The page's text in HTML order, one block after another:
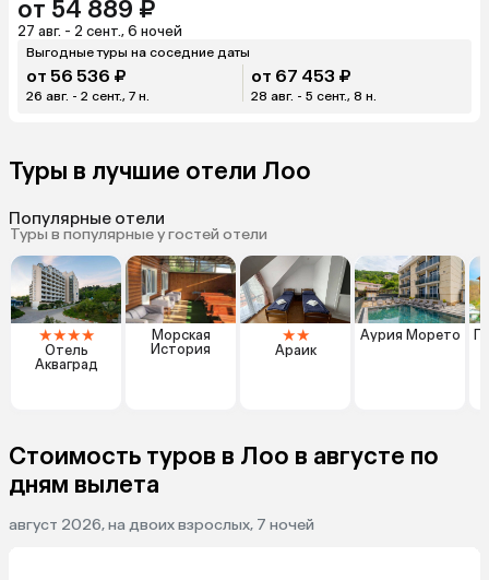
от 54 889 ₽
27 авг. - 2 сент., 6 ночей
Выгодные туры на соседние даты
от 56 536 ₽
26 авг. - 2 сент., 7 н.
от 67 453 ₽
28 авг. - 5 сент., 8 н.
Туры в лучшие отели Лоо
Популярные отели
Туры в популярные у гостей отели
★★★★
Отель
Акваград
Морская
История
★★
Араик
Аурия Морето
Стоимость туров в Лоо в августе по
дням вылета
август 2026, на двоих взрослых, 7 ночей